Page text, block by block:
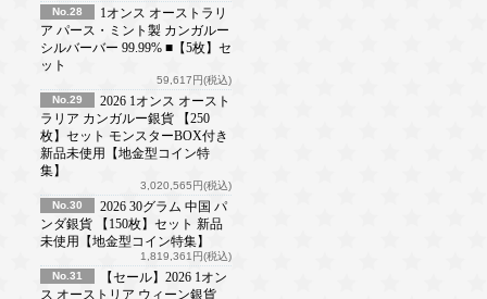
No.28
1オンス オーストラリ
ア パース・ミント製 カンガルー
シルバーバー 99.99% ■【5枚】セ
ット
59,617円(税込)
No.29
2026 1オンス オースト
ラリア カンガルー銀貨 【250
枚】セット モンスターBOX付き
新品未使用【地金型コイン特
集】
3,020,565円(税込)
No.30
2026 30グラム 中国 パ
ンダ銀貨 【150枚】セット 新品
未使用【地金型コイン特集】
1,819,361円(税込)
No.31
【セール】2026 1オン
ス オーストリア ウィーン銀貨